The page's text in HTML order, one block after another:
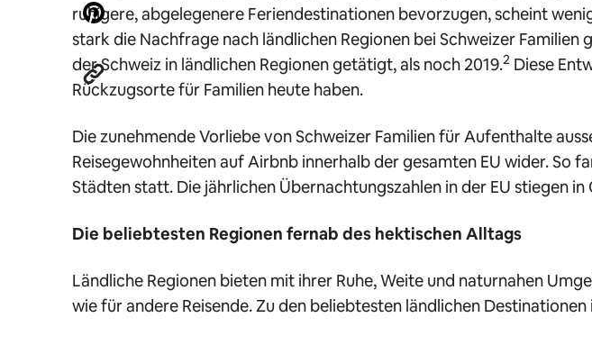
ruhigere, abgelegenere Feriendestinationen bevorzugen, scheint
stark die Nachfrage nach ländlichen Regionen bei Schweizer
der Schweiz in ländlichen Regionen getätigt, als noch 2019.2 Diese
Rückzugsorte für Familien heute haben.
Die zunehmende Vorliebe von Schweizer Familien für Aufenthalte
Reisegewohnheiten auf Airbnb innerhalb der gesamten EU wider. So
Städten statt. Die jährlichen Übernachtungszahlen in der EU stiegen
Die beliebtesten Regionen fernab des hektischen Alltags
Ländliche Regionen bieten mit ihrer Ruhe, Weite und naturnahen
wie für andere Reisende. Zu den beliebtesten ländlichen